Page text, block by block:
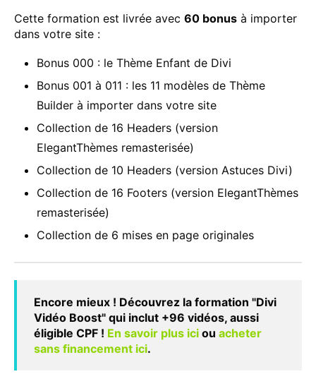
Cette formation est livrée avec 60 bonus à importer
dans votre site :
Bonus 000 : le Thème Enfant de Divi
Bonus 001 à 011 : les 11 modèles de Thème
Builder à importer dans votre site
Collection de 16 Headers (version
ElegantThèmes remasterisée)
Collection de 10 Headers (version Astuces Divi)
Collection de 16 Footers (version ElegantThèmes
remasterisée)
Collection de 6 mises en page originales
Encore mieux ! Découvrez la formation "Divi
Vidéo Boost" qui inclut +96 vidéos, aussi
éligible CPF ! En savoir plus ici ou acheter
sans financement ici.